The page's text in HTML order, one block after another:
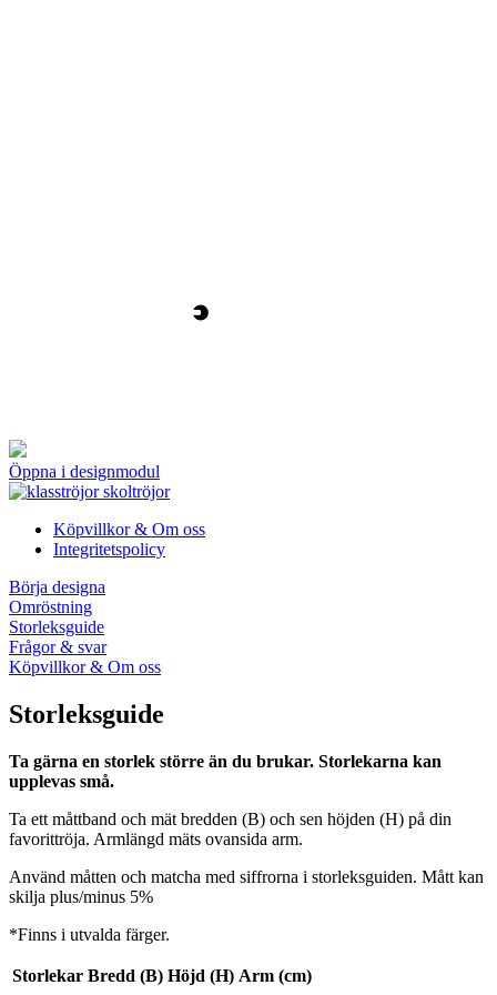
Öppna i designmodul
Köpvillkor & Om oss
Integritetspolicy
Börja designa
Omröstning
Storleksguide
Frågor & svar
Köpvillkor & Om oss
Storleksguide
Ta gärna en storlek större än du brukar. Storlekarna kan
upplevas små.
Ta ett måttband och mät bredden (B) och sen höjden (H) på din
favorittröja. Armlängd mäts ovansida arm.
Använd måtten och matcha med siffrorna i storleksguiden. Mått kan
skilja plus/minus 5%
*Finns i utvalda färger.
Storlekar Bredd (B) Höjd (H) Arm (cm)